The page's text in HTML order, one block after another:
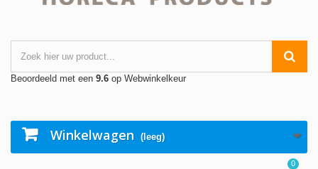
Beoordeeld met een 9.6 op Webwinkelkeur
Winkelwagen (leeg)
0